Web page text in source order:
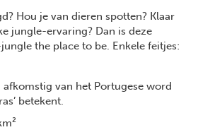
Hou je van dieren spotten? Klaar
jungle-ervaring? Dan is deze
the place to be. Enkele feitjes:
afkomstig van het Portugese word
betekent.